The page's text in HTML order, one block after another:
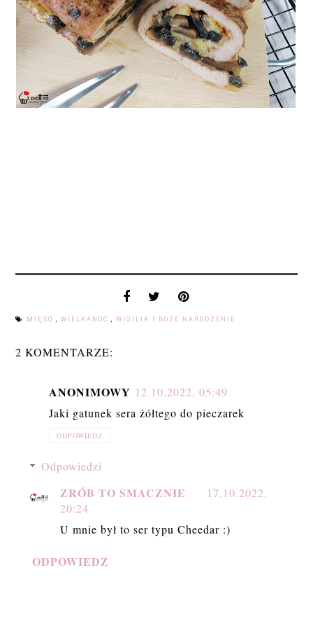
MIĘSO,WIELKANOC,WIGILIA I BOŻE NARODZENIE
2 KOMENTARZE:
ANONIMOWY 12.10.2022, 05:49
Jaki gatunek sera żółtego do pieczarek
ODPOWIEDZ
Odpowiedzi
ZRÓB TO SMACZNIE
17.10.2022,
20:24
U mnie był to ser typu Cheedar :)
ODPOWIEDZ